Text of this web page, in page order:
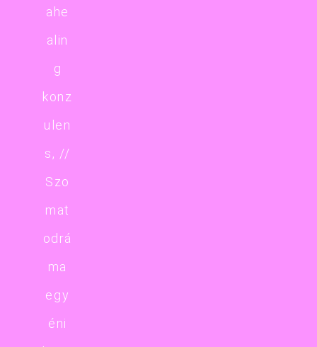
ahe
alin
g
konz
ulen
s, //
Szo
mat
odrá
ma
egy
éni